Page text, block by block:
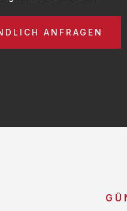
ANFRAGEN